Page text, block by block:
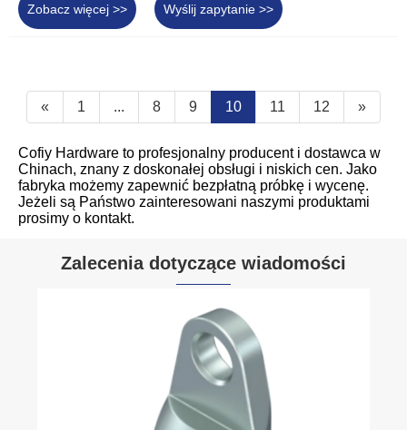
Zobacz więcej >> Wyślij zapytanie >>
« 1 ... 8 9 10 11 12 »
Cofiy Hardware to profesjonalny producent i dostawca w
Chinach, znany z doskonałej obsługi i niskich cen. Jako
fabryka możemy zapewnić bezpłatną próbkę i wycenę.
Jeżeli są Państwo zainteresowani naszymi produktami
prosimy o kontakt.
Zalecenia dotyczące wiadomości